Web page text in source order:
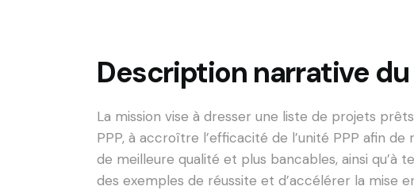
Description narrative
La mission vise à dresser une liste de projets
PPP, à accroître l’efficacité de l’unité PPP afin
de meilleure qualité et plus bancables, ainsi qu’à
des exemples de réussite et d’accélérer la mise